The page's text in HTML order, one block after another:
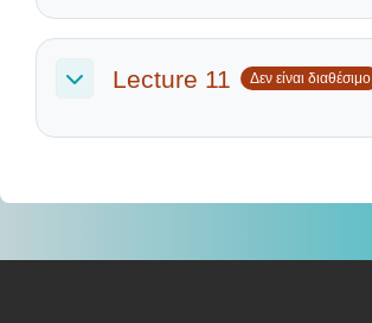
Lecture 11 Δεν είναι διαθέσιμο